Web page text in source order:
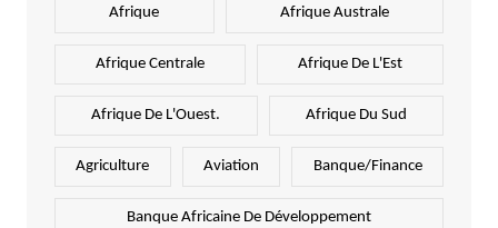
Afrique Afrique Australe
Afrique Centrale Afrique De L'Est
Afrique De L'Ouest. Afrique Du Sud
Agriculture Aviation Banque/Finance
Banque Africaine De Développement